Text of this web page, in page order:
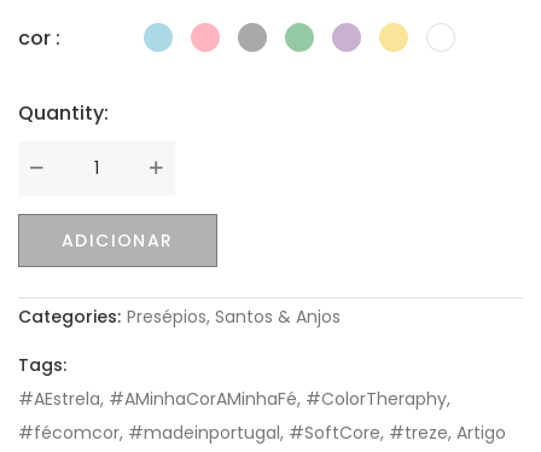
cor :
Quantity:
Quantity
ADICIONAR
Categories: Presépios, Santos & Anjos
Tags:
#AEstrela, #AMinhaCorAMinhaFé, #ColorTheraphy,
#fécomcor, #madeinportugal, #SoftCore, #treze, Artigo